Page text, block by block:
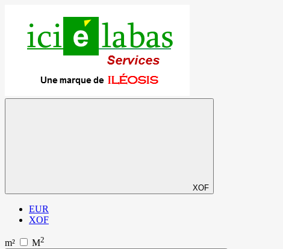
XOF
EUR
XOF
m² M2